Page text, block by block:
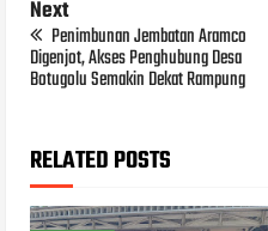
Next
Penimbunan Jembatan Aramco
Digenjot, Akses Penghubung Desa
Botugolu Semakin Dekat Rampung
RELATED POSTS